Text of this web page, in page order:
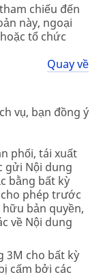
chiếu đến
này, ngoại
tổ chức
Quay về
vụ, bạn đồng ý
phối, tái xuất
gửi Nội dung
bằng bất kỳ
phép trước
bản quyền,
về Nội dung
3M cho bất kỳ
cấm bởi các